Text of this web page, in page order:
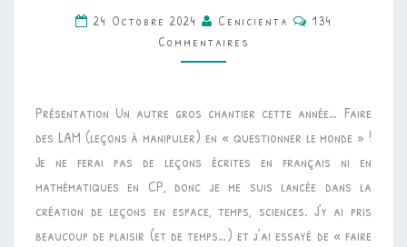
•
LEÇONS
“SE
REPÉRER
DANS
LE
TEMPS”
24 Octobre 2024 Cenicienta Commentaires
134
Commentaires
Présentation Un autre gros chantier cette année… Faire
des LAM (leçons à manipuler) en « questionner le monde » !
Je ne ferai pas de leçons écrites en français ni en
mathématiques en CP, donc je me suis lancée dans la
création de leçons en espace, temps, sciences. J’y ai pris
beaucoup de plaisir (et de temps…) et j’ai essayé de « faire